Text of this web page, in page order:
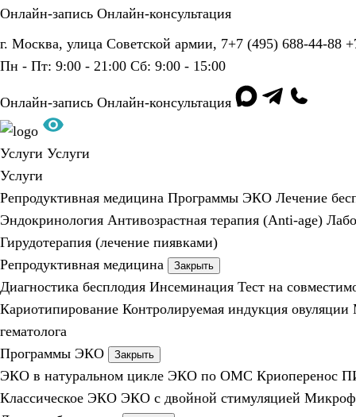
Онлайн-запись Онлайн-консультация
г. Москва, улица Советской армии, 7
Пн - Пт: 9:00 - 21:00 Сб: 9:00 - 15:00
+7 (495) 688-44-88
Онлайн-запись Онлайн-консультация
Услуги Услуги
Услуги
Репродуктивная медицина Программы ЭКО Лечение
Эндокринология Антивозрастная терапия (Anti-age)
Гирудотерапия (лечение пиявками)
Репродуктивная медицина
Закрыть
Диагностика бесплодия Инсеминация Тест на
Кариотипирование Контролируемая индукция овуляции
гематолога
Программы ЭКО
Закрыть
ЭКО в натуральном цикле ЭКО по ОМС Криоперенос
Классическое ЭКО ЭКО с двойной стимуляцией